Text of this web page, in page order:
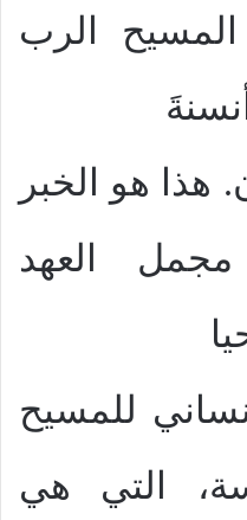
المسيح الرب
هذا هو الخبر
مجمل العهد
للمسيح
التي هي